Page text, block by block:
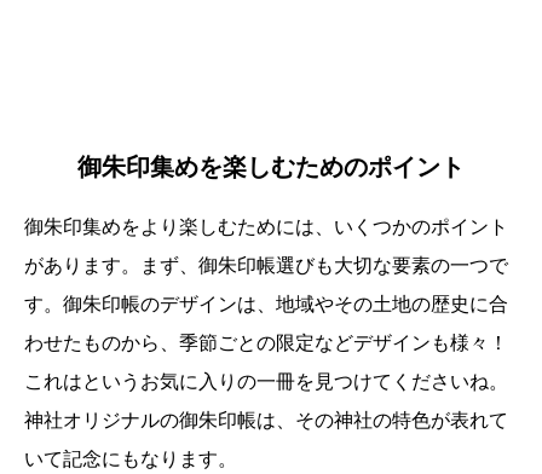
御朱印集めを楽しむためのポイント
御朱印集めをより楽しむためには、いくつかのポイント
があります。まず、御朱印帳選びも大切な要素の一つで
す。御朱印帳のデザインは、地域やその土地の歴史に合
わせたものから、季節ごとの限定などデザインも様々！
これはというお気に入りの一冊を見つけてくださいね。
神社オリジナルの御朱印帳は、その神社の特色が表れて
いて記念にもなります。